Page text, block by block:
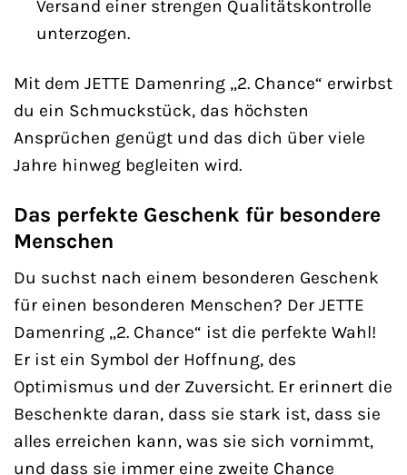
Versand einer strengen Qualitätskontrolle
unterzogen.
Mit dem JETTE Damenring „2. Chance“ erwirbst
du ein Schmuckstück, das höchsten
Ansprüchen genügt und das dich über viele
Jahre hinweg begleiten wird.
Das perfekte Geschenk für besondere
Menschen
Du suchst nach einem besonderen Geschenk
für einen besonderen Menschen? Der JETTE
Damenring „2. Chance“ ist die perfekte Wahl!
Er ist ein Symbol der Hoffnung, des
Optimismus und der Zuversicht. Er erinnert die
Beschenkte daran, dass sie stark ist, dass sie
alles erreichen kann, was sie sich vornimmt,
und dass sie immer eine zweite Chance